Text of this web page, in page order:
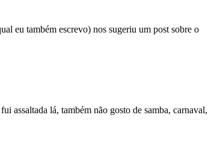
eu também escrevo) nos sugeriu um post sobre o
assaltada lá, também não gosto de samba, carnaval,